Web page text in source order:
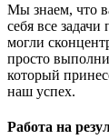
Мы знаем, что
себя все
могли
просто
который
наш успех.
Работа на